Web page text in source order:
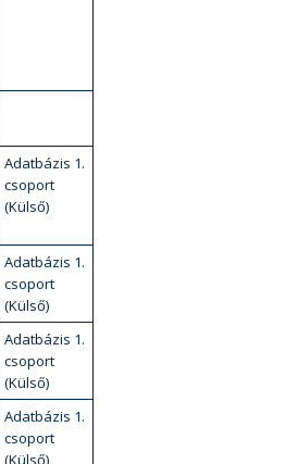
Adatbázis 1.
csoport
(Külső)
Adatbázis 1.
csoport
(Külső)
Adatbázis 1.
csoport
(Külső)
Adatbázis 1.
csoport
(Külső)